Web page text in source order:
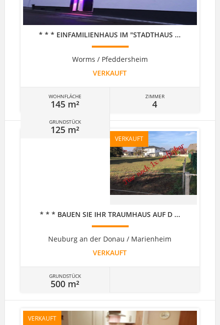
* * * EINFAMILIENHAUS IM "STADTHAUS ...
Worms / Pfeddersheim
VERKAUFT
WOHNFLÄCHE
145 m²
GRUNDSTÜCK
125 m²
ZIMMER
4
VERKAUFT
* * * BAUEN SIE IHR TRAUMHAUS AUF D ...
Neuburg an der Donau / Marienheim
VERKAUFT
GRUNDSTÜCK
500 m²
VERKAUFT